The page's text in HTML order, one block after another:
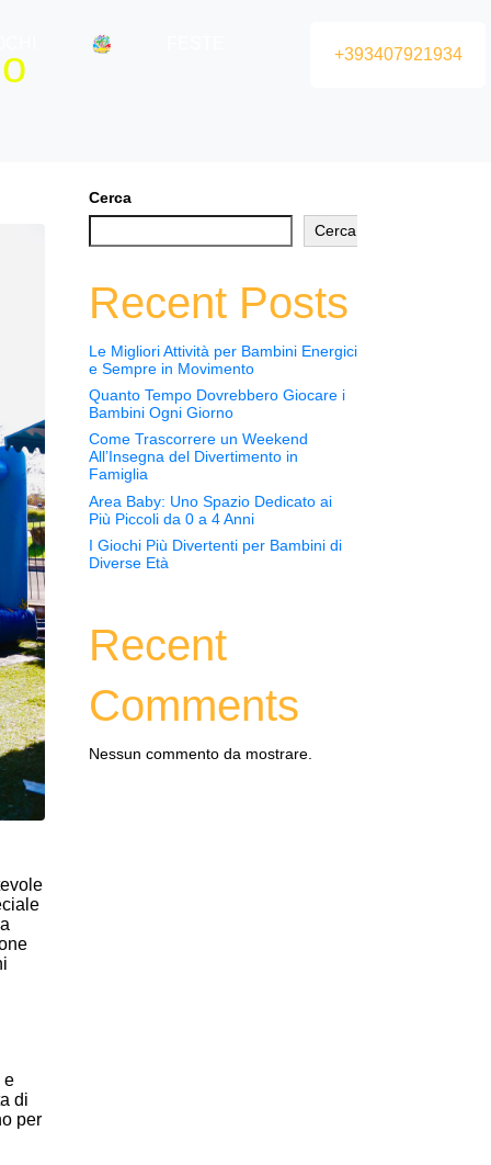
+393407921934
e
di
per
Cerca
Cerca
Recent Posts
Le Migliori Attività per Bambini Energici
e Sempre in Movimento
Quanto Tempo Dovrebbero Giocare i
Bambini Ogni Giorno
Come Trascorrere un Weekend
All’Insegna del Divertimento in
Famiglia
Area Baby: Uno Spazio Dedicato ai
Più Piccoli da 0 a 4 Anni
I Giochi Più Divertenti per Bambini di
Diverse Età
Recent
Comments
Nessun commento da mostrare.